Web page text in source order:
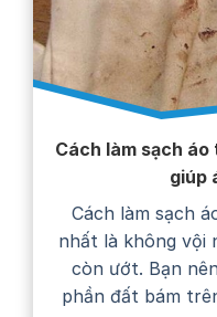
Cách làm sạch
giúp
Cách làm sạch
nhất là không vội
còn ướt. Bạn
phần đất bám